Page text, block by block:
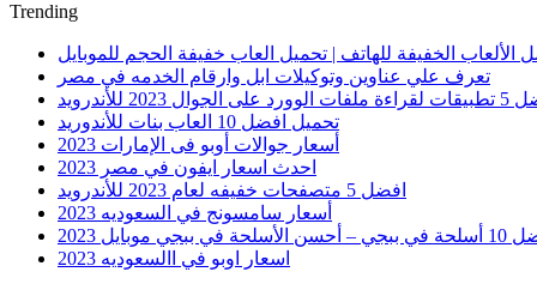
Trending
الألعاب الخفيفة للهاتف | تحميل العاب خفيفة الحجم للموبايل
تعرف علي عناوين وتوكيلات ابل وارقام الخدمه في مصر
على الجوال 2023 للأندرويد
تحميل افضل 10 العاب بنات للأندوريد
أسعار جوالات أوبو فى الإمارات 2023
احدث اسعار ايفون في مصر 2023
افضل 5 متصفحات خفيفه لعام 2023 للأندرويد
أسعار سامسونج في السعوديه 2023
الأسلحة في ببجي موبايل 2023
اسعار اوبو في االسعوديه 2023